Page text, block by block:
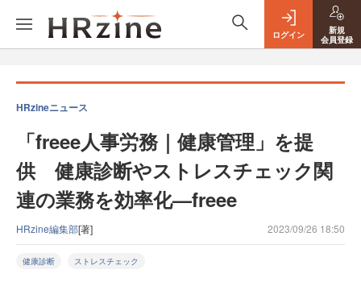
ログイン
新規
会員登録
HRzineニュース
「freee人事労務｜健康管理」を提
供 健康診断やストレスチェック関
連の業務を効率化—freee
HRzine編集部[著] 2023/09/26 18:50
健康診断 ストレスチェック